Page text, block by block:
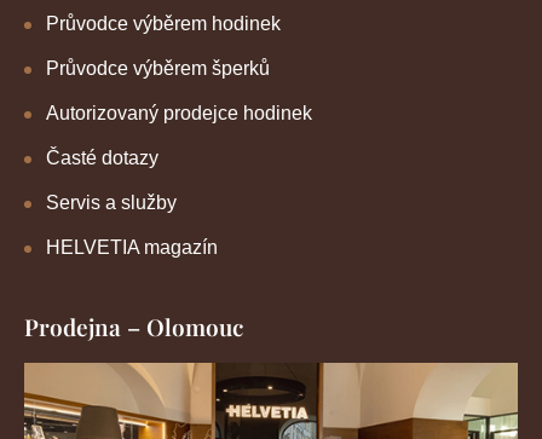
Průvodce výběrem hodinek
Průvodce výběrem šperků
Autorizovaný prodejce hodinek
Časté dotazy
Servis a služby
HELVETIA magazín
Prodejna – Olomouc